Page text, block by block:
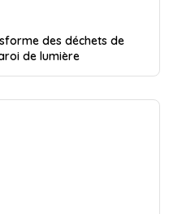
des déchets de
de lumière